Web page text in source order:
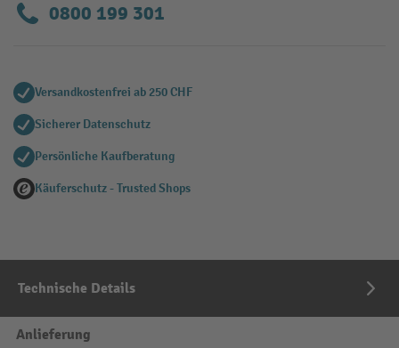
0800 199 301
Versandkostenfrei ab 250 CHF
Sicherer Datenschutz
Persönliche Kaufberatung
Käuferschutz - Trusted Shops
Technische Details
Anlieferung